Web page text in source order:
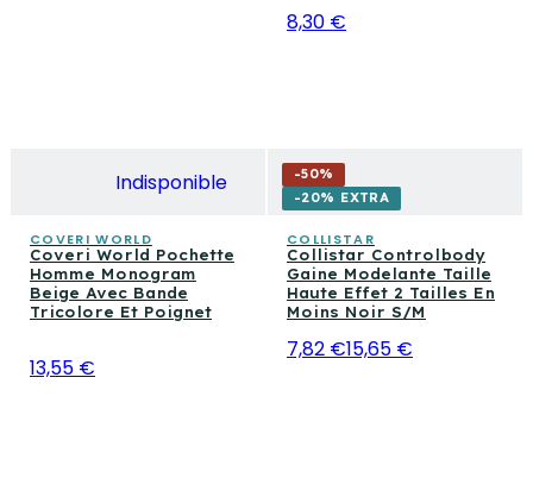
8,30 €
Indisponible
COVERI WORLD
Coveri World Pochette
Homme Monogram
Beige Avec Bande
Tricolore Et Poignet
13,55 €
-50%
-20% EXTRA
COLLISTAR
Collistar Controlbody
Gaine Modelante Taille
Haute Effet 2 Tailles En
Moins Noir S/M
7,82 €15,65 €